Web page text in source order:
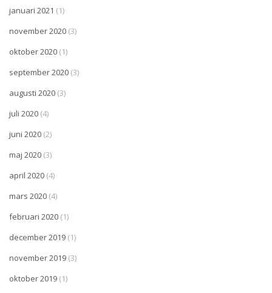
januari 2021 (1)
november 2020 (3)
oktober 2020 (1)
september 2020 (3)
augusti 2020 (3)
juli 2020 (4)
juni 2020 (2)
maj 2020 (3)
april 2020 (4)
mars 2020 (4)
februari 2020 (1)
december 2019 (1)
november 2019 (3)
oktober 2019 (1)